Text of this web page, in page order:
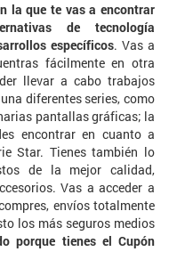
la que te vas a encontrar
de tecnología
específicos. Vas a
fácilmente en otra
llevar a cabo trabajos
diferentes series, como
pantallas gráficas; la
encontrar en cuanto a
Star. Tienes también lo
de la mejor calidad,
Vas a acceder a
envíos totalmente
los más seguros medios
porque tienes el Cupón